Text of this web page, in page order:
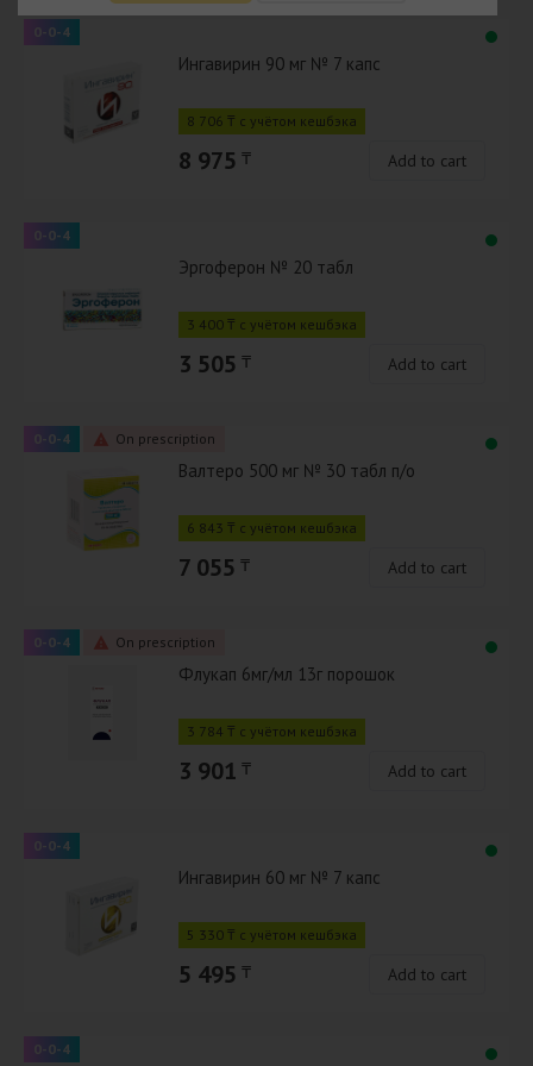
0-0-4
Ингавирин 90 мг № 7 капс
8 706 ₸ с учётом кешбэка
8 975 ₸ Add to cart
0-0-4
Эргоферон № 20 табл
3 400 ₸ с учётом кешбэка
3 505 ₸ Add to cart
0-0-4 On prescription
Валтеро 500 мг № 30 табл п/о
6 843 ₸ с учётом кешбэка
7 055 ₸ Add to cart
0-0-4 On prescription
Флукап 6мг/мл 13г порошок
3 784 ₸ с учётом кешбэка
3 901 ₸ Add to cart
0-0-4
Ингавирин 60 мг № 7 капс
5 330 ₸ с учётом кешбэка
5 495 ₸ Add to cart
0-0-4